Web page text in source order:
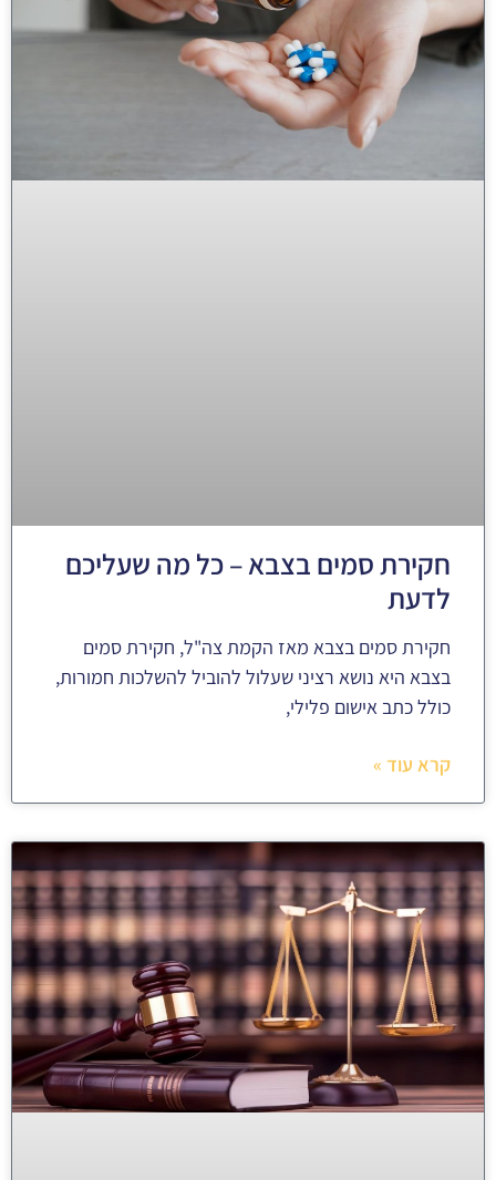
חקירת סמים בצבא – כל מה שעליכם
לדעת
חקירת סמים בצבא מאז הקמת צה"ל, חקירת סמים
בצבא היא נושא רציני שעלול להוביל להשלכות חמורות,
כולל כתב אישום פלילי,
קרא עוד »